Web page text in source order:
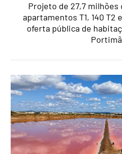
Projeto de 27,7 milhões
apartamentos T1, 140 T2
oferta pública de